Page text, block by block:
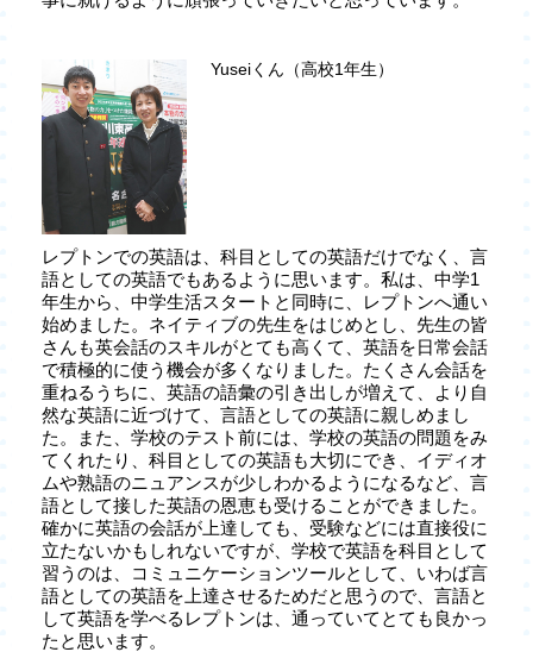
Yuseiくん（高校1年生）
レプトンでの英語は、科目としての英語だけでなく、言
語としての英語でもあるように思います。私は、中学1
年生から、中学生活スタートと同時に、レプトンへ通い
始めました。ネイティブの先生をはじめとし、先生の皆
さんも英会話のスキルがとても高くて、英語を日常会話
で積極的に使う機会が多くなりました。たくさん会話を
重ねるうちに、英語の語彙の引き出しが増えて、より自
然な英語に近づけて、言語としての英語に親しめまし
た。また、学校のテスト前には、学校の英語の問題をみ
てくれたり、科目としての英語も大切にでき、イディオ
ムや熟語のニュアンスが少しわかるようになるなど、言
語として接した英語の恩恵も受けることができました。
確かに英語の会話が上達しても、受験などには直接役に
立たないかもしれないですが、学校で英語を科目として
習うのは、コミュニケーションツールとして、いわば言
語としての英語を上達させるためだと思うので、言語と
して英語を学べるレプトンは、通っていてとても良かっ
たと思います。